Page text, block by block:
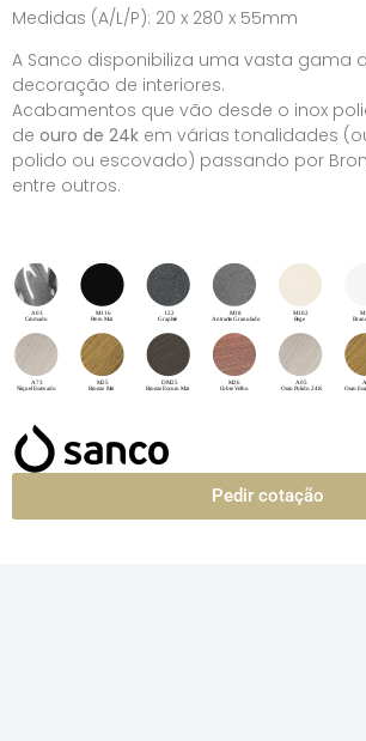
Medidas (A/L/P): 20 x 280 x 55mm
A Sanco disponibiliza uma vasta gama
decoração de interiores.
Acabamentos que vão desde o inox
de ouro de 24k em várias tonalidades
polido ou escovado) passando por
entre outros.
Pedir cotação